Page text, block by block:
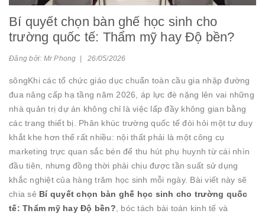
Bí quyết chọn bàn ghế học sinh cho
trường quốc tế: Thẩm mỹ hay Độ bền?
Đăng bởi: Mr Phong | 26/05/2026
sôngKhi các tổ chức giáo dục chuẩn toàn cầu gia nhập đường
đua nâng cấp hạ tầng năm 2026, áp lực đè nặng lên vai những
nhà quản trị dự án không chỉ là việc lấp đầy không gian bằng
các trang thiết bị. Phân khúc trường quốc tế đòi hỏi một tư duy
khắt khe hơn thế rất nhiều: nội thất phải là một công cụ
marketing trực quan sắc bén để thu hút phụ huynh từ cái nhìn
đầu tiên, nhưng đồng thời phải chịu được tần suất sử dụng
khắc nghiệt của hàng trăm học sinh mỗi ngày. Bài viết này sẽ
chia sẻ Bí quyết chọn bàn ghế học sinh cho trường quốc
tế: Thẩm mỹ hay Độ bền?, bóc tách bài toán kinh tế và